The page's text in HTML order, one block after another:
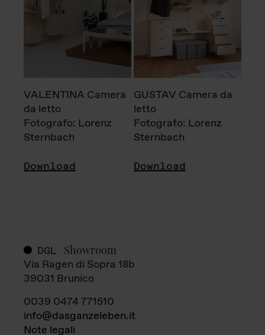
VALENTINA Camera
da letto
Fotografo: Lorenz
Sternbach
Download
GUSTAV Camera da
letto
Fotografo: Lorenz
Sternbach
Download
DGL Showroom
Via Ragen di Sopra 18b
39031 Brunico
0039 0474 771510
info@dasganzeleben.it
Note legali